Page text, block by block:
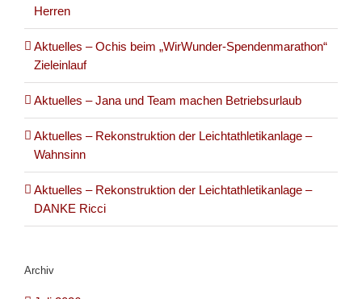
Herren
Aktuelles – Ochis beim „WirWunder-Spendenmarathon“
Zieleinlauf
Aktuelles – Jana und Team machen Betriebsurlaub
Aktuelles – Rekonstruktion der Leichtathletikanlage –
Wahnsinn
Aktuelles – Rekonstruktion der Leichtathletikanlage –
DANKE Ricci
Archiv